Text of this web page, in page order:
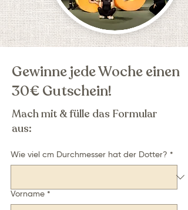
Gewinne jede Woche einen
30€ Gutschein!
Mach mit & fülle das Formular
aus:
Wie viel cm Durchmesser hat der Dotter? *
Vorname *